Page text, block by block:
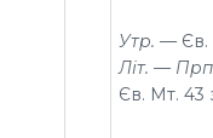
Утр. — Єв.
Літ. —
Єв. Мт. 43